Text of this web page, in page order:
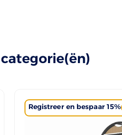
Registreer en bespaar 15%